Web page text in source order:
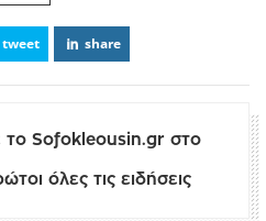
tweet share
το Sofokleousin.gr στο
όλες τις ειδήσεις